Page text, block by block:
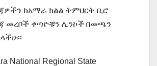
ከአማራ ክልል ትምህርት ቢሮ
መረቦች ቀጣዮቹን ሊንኮች በመጫን
National Regional State